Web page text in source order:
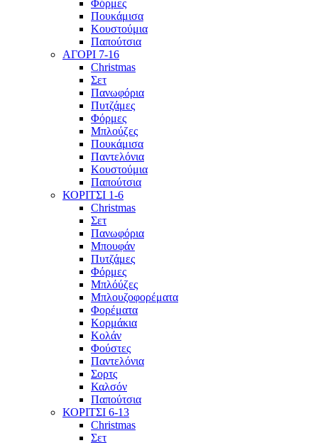
Φόρμες
Πουκάμισα
Κουστούμια
Παπούτσια
ΑΓΟΡΙ 7-16
Christmas
Σετ
Πανωφόρια
Πυτζάμες
Φόρμες
Μπλούζες
Πουκάμισα
Παντελόνια
Κουστούμια
Παπούτσια
ΚΟΡΙΤΣΙ 1-6
Christmas
Σετ
Πανωφόρια
Μπουφάν
Πυτζάμες
Φόρμες
Μπλόύζες
Μπλουζοφορέματα
Φορέματα
Κορμάκια
Κολάν
Φούστες
Παντελόνια
Σορτς
Καλσόν
Παπούτσια
ΚΟΡΙΤΣΙ 6-13
Christmas
Σετ